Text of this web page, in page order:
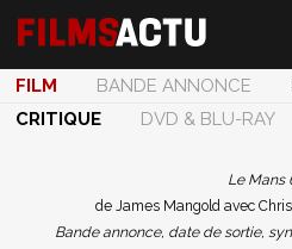
FILM BANDE ANNONCE
CRITIQUE
DVD & BLU-RAY
Le Mans
de James Mangold avec
Bande annonce, date de sortie,